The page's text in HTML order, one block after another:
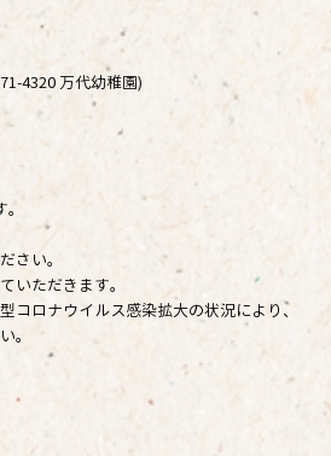
4320 万代幼稚園)
さい。
いただきます。
コロナウイルス感染拡大の状況により、
。